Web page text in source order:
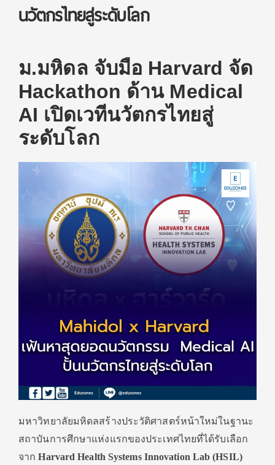
นวัตกรไทยสู่ระดับโลก
ม.มหิดล จับมือ Harvard จัด
Hackathon ด้าน Medical
AI เปิดเวทีนวัตกรไทยสู่
ระดับโลก
มหาวิทยาลัยมหิดลสร้างประวัติศาสตร์หน้าใหม่ในฐานะ
สถาบันการศึกษาแห่งแรกของประเทศไทยที่ได้รับเลือก
จากHarvard Health Systems Innovation Lab (HSIL)